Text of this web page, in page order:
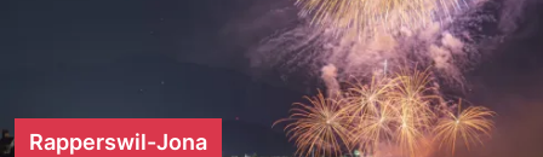
Rapperswil-Jona